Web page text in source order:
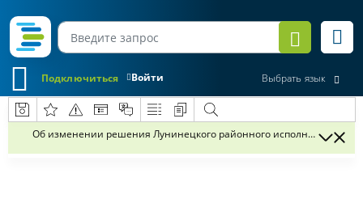
Войти
Подключиться Выбрать язык
Об изменении решения Лунинецкого районного исполнительного